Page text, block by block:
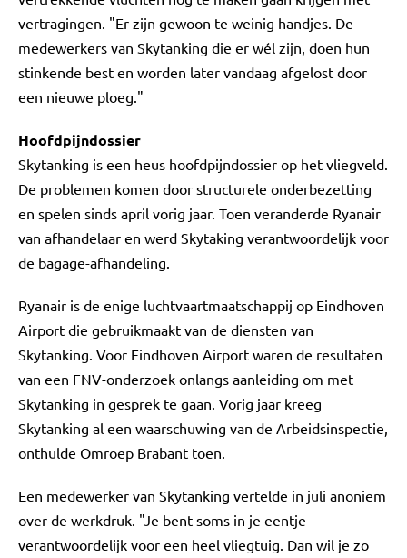
vertragingen. "Er zijn gewoon te weinig handjes. De
medewerkers van Skytanking die er wél zijn, doen hun
stinkende best en worden later vandaag afgelost door
een nieuwe ploeg."
Hoofdpijndossier
Skytanking is een heus hoofdpijndossier op het vliegveld.
De problemen komen door structurele onderbezetting
en spelen sinds april vorig jaar. Toen veranderde Ryanair
van afhandelaar en werd Skytaking verantwoordelijk voor
de bagage-afhandeling.
Ryanair is de enige luchtvaartmaatschappij op Eindhoven
Airport die gebruikmaakt van de diensten van
Skytanking. Voor Eindhoven Airport waren de resultaten
van een FNV-onderzoek onlangs aanleiding om met
Skytanking in gesprek te gaan. Vorig jaar kreeg
Skytanking al een waarschuwing van de Arbeidsinspectie,
onthulde Omroep Brabant toen.
Een medewerker van Skytanking vertelde in juli anoniem
over de werkdruk. "Je bent soms in je eentje
verantwoordelijk voor een heel vliegtuig. Dan wil je zo